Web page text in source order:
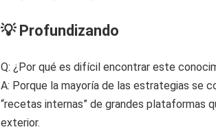
💡 Profundizando
Q: ¿Por qué es difícil encontrar este
A: Porque la mayoría de las estrategias se
“recetas internas” de grandes plataformas
exterior.